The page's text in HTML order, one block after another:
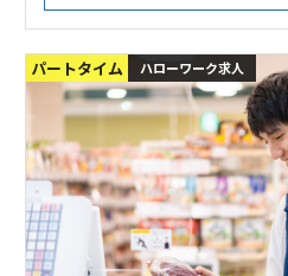
パートタイム ハローワーク求人